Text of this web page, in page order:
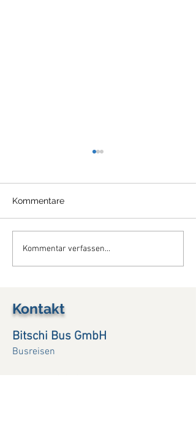
So schön war die
Lotusblüte....(28.-31.07.26)
Kommentare
Kommentar verfassen...
Kontakt
Bitschi Bus GmbH
Busreisen